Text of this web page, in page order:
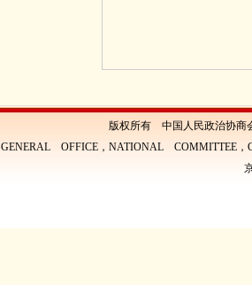
版权所有 中国人民政治协商
GENERAL OFFICE，NATIONAL COMMITTEE，